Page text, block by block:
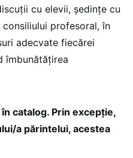
cu elevii, ședințe cu
profesoral, în
adecvate fiecărei
îmbunătățirea
catalog. Prin excepție,
a părintelui, acestea